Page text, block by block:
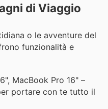
di Viaggio
o le avventure del
funzionalità e
MacBook Pro 16" –
portare con te tutto il